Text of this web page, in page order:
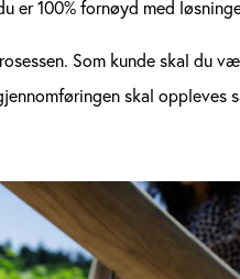
er 100% fornøyd med
Som kunde skal du
skal oppleves